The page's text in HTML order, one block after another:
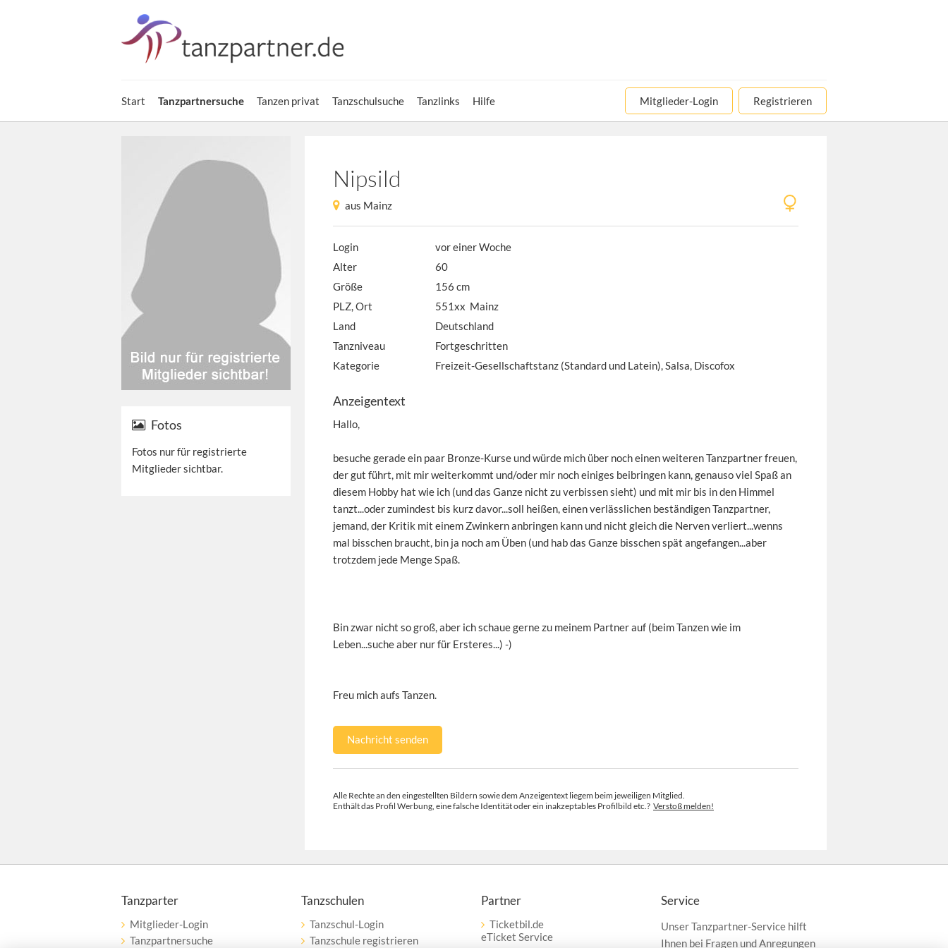
Start Tanzpartnersuche Tanzen privat Tanzschulsuche Tanzlinks Hilfe Mitglieder-Login Registrieren
Fotos
Fotos nur für registrierte
Mitglieder sichtbar.
Nipsild
aus Mainz
Login
vor einer Woche
Alter
60
Größe
156 cm
PLZ, Ort
551xx Mainz
Land
Deutschland
Tanzniveau
Fortgeschritten
Kategorie
Freizeit-Gesellschaftstanz (Standard und Latein), Salsa, Discofox
Anzeigentext
Hallo,
besuche gerade ein paar Bronze-Kurse und würde mich über noch einen weiteren Tanzpartner freuen,
der gut führt, mit mir weiterkommt und/oder mir noch einiges beibringen kann, genauso viel Spaß an
diesem Hobby hat wie ich (und das Ganze nicht zu verbissen sieht) und mit mir bis in den Himmel
tanzt...oder zumindest bis kurz davor...soll heißen, einen verlässlichen beständigen Tanzpartner,
jemand, der Kritik mit einem Zwinkern anbringen kann und nicht gleich die Nerven verliert...wenns
mal bisschen braucht, bin ja noch am Üben (und hab das Ganze bisschen spät angefangen...aber
trotzdem jede Menge Spaß.
Bin zwar nicht so groß, aber ich schaue gerne zu meinem Partner auf (beim Tanzen wie im
Leben...suche aber nur für Ersteres...) -)
Freu mich aufs Tanzen.
Nachricht senden
Alle Rechte an den eingestellten Bildern sowie dem Anzeigentext liegem beim jeweiligen Mitglied.
Enthält das Profil Werbung, eine falsche Identität oder ein inakzeptables Profilbild etc.? Verstoß melden!
Tanzparter
Mitglieder-Login
Tanzpartnersuche
Tanzschulen
Tanzschul-Login
Tanzschule registrieren
Partner
Ticketbil.de
eTicket Service
Service
Unser Tanzpartner-Service hilft
Ihnen bei Fragen und Anregungen